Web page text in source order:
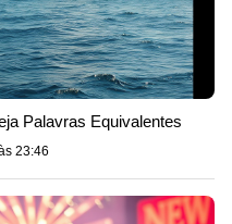
Palavras Equivalentes
23:46